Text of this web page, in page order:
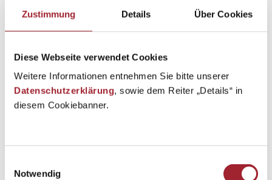
Zustimmung Details Über Cookies
Diese Webseite verwendet Cookies
Weitere Informationen entnehmen Sie bitte unserer
Datenschutzerklärung, sowie dem Reiter „Details“ in
diesem Cookiebanner.
Notwendig